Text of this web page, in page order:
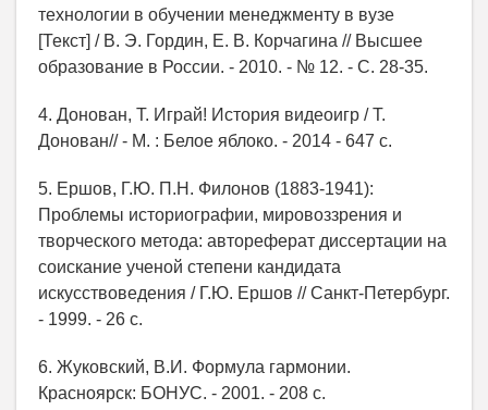
технологии в обучении менеджменту в вузе
[Текст] / В. Э. Гордин, Е. В. Корчагина // Высшее
образование в России. - 2010. - № 12. - С. 28-35.
4. Донован, Т. Играй! История видеоигр / Т.
Донован// - М. : Белое яблоко. - 2014 - 647 с.
5. Ершов, Г.Ю. П.Н. Филонов (1883-1941):
Проблемы историографии, мировоззрения и
творческого метода: автореферат диссертации на
соискание ученой степени кандидата
искусствоведения / Г.Ю. Ершов // Санкт-Петербург.
- 1999. - 26 с.
6. Жуковский, В.И. Формула гармонии.
Красноярск: БОНУС. - 2001. - 208 с.